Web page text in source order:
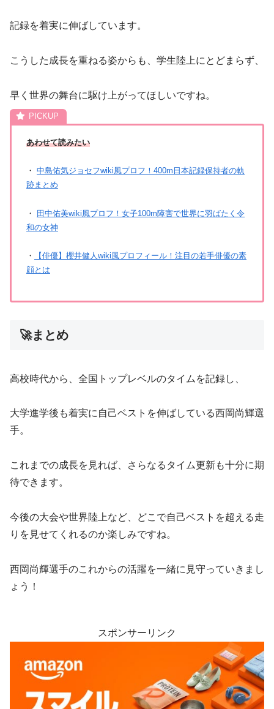
記録を着実に伸ばしています。
こうした成長を重ねる姿からも、学生陸上にとどまらず、
早く世界の舞台に駆け上がってほしいですね。
あわせて読みたい
・ 中島佑気ジョセフwiki風プロフ！400m日本記録保持者の軌
跡まとめ
・ 田中佑美wiki風プロフ！女子100m障害で世界に羽ばたく令
和の女神
・
【俳優】櫻井健人wiki風プロフィール！注目の若手俳優の素
顔とは
🚀まとめ
高校時代から、全国トップレベルのタイムを記録し、
大学進学後も着実に自己ベストを伸ばしている西岡尚輝選
手。
これまでの成長を見れば、さらなるタイム更新も十分に期
待できます。
今後の大会や世界陸上など、どこで自己ベストを超える走
りを見せてくれるのか楽しみですね。
西岡尚輝選手のこれからの活躍を一緒に見守っていきまし
ょう！
スポンサーリンク